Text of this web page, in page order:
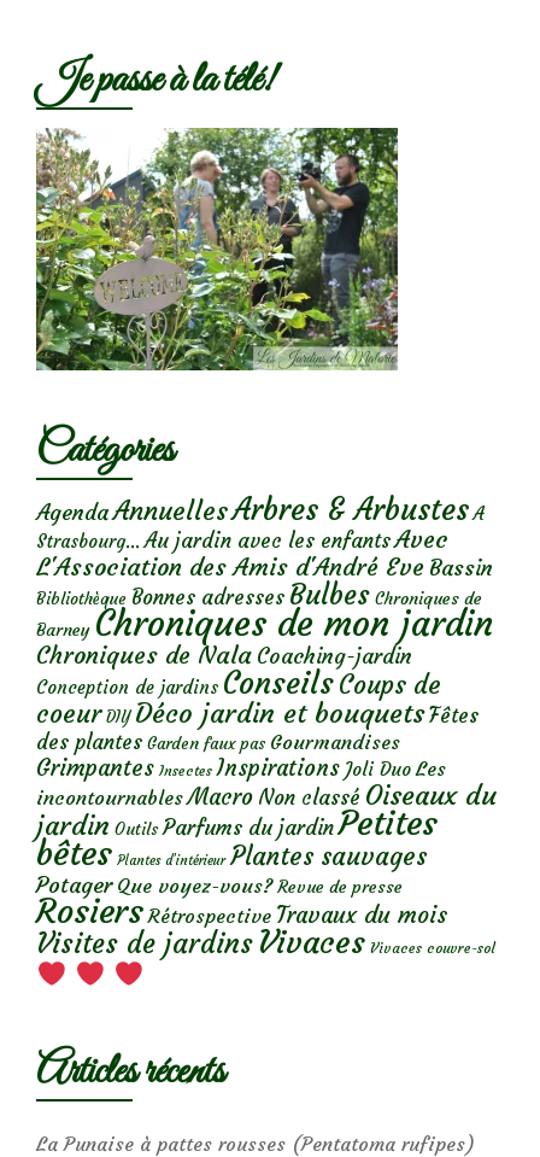
Je passe à la télé!
Catégories
AgendaAnnuellesArbres & Arbustes A
Strasbourg... Au jardin avec les enfantsAvec
L'Association des Amis d'André Eve Bassin
Bibliothèque Bonnes adresses Bulbes Chroniques de
Barney Chroniques de mon jardin
Chroniques de Nala Coaching-jardin
Conception de jardins ConseilsCoups de
coeur DIY Déco jardin et bouquetsFêtes
des plantes Garden faux pas Gourmandises
Grimpantes Insectes Inspirations Joli Duo Les
incontournables Macro Non classé Oiseaux du
jardin Outils Parfums du jardinPetites
bêtes Plantes d’intérieur Plantes sauvages
Potager Que voyez-vous? Revue de presse
Rosiers Rétrospective Travaux du mois
Visites de jardins Vivaces Vivaces couvre-sol
Articles récents
La Punaise à pattes rousses (Pentatoma rufipes)